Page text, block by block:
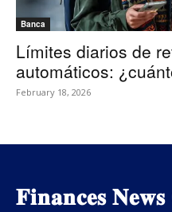
Banca
Límites diarios de
automáticos:
February 18, 2026
𝐅𝐢𝐧𝐚𝐧𝐜𝐞𝐬 𝐍𝐞𝐰𝐬